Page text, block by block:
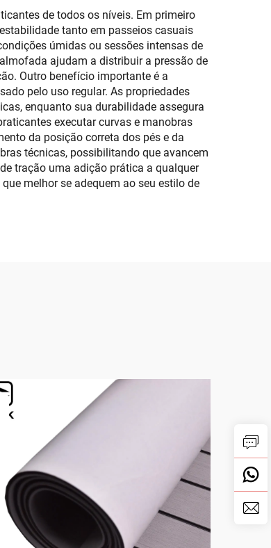
de todos os níveis. Em primeiro
tanto em passeios casuais
úmidas ou sessões intensas de
ajudam a distribuir a pressão de
Outro benefício importante é a
pelo uso regular. As propriedades
enquanto sua durabilidade assegura
executar curvas e manobras
da posição correta dos pés e da
técnicas, possibilitando que avancem
tração uma adição prática a qualquer
melhor se adequem ao seu estilo de